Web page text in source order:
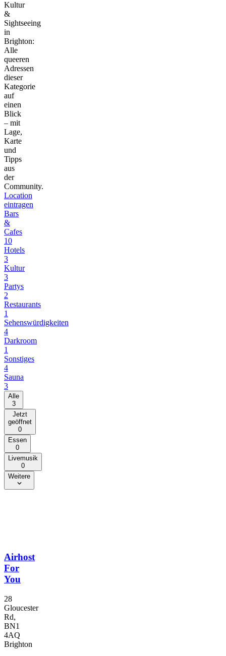
Kultur
&
Sightseeing
in
Brighton:
Alle
queeren
Adressen
dieser
Kategorie
auf
einen
Blick
– mit
Lage,
Karte
und
Tipps
aus
der
Community.
Location
eintragen
Bars
&
Cafes
10
Hotels
3
Kultur
3
Partys
2
Restaurants
1
Sehenswürdigkeiten
4
Darkroom
1
Sonstiges
4
Sauna
3
Alle
3
Jetzt
geöffnet
0
Essen
0
Livemusik
0
Weitere
Airhost
For
You
28
Gloucester
Rd,
BN1
4AQ
Brighton